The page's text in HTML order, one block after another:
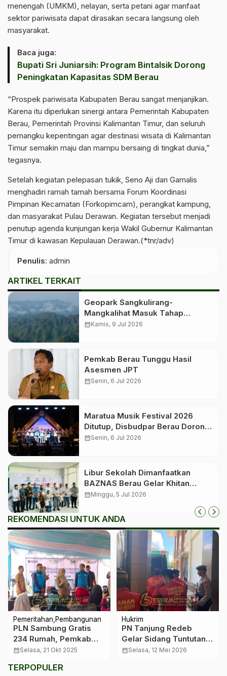
menengah (UMKM), nelayan, serta petani agar manfaat
sektor pariwisata dapat dirasakan secara langsung oleh
masyarakat.
Baca juga:
Bupati Sri Juniarsih: Program Bintalsik Dorong
Peningkatan Kapasitas SDM Berau
“Prospek pariwisata Kabupaten Berau sangat menjanjikan.
Karena itu diperlukan sinergi antara Pemerintah Kabupaten
Berau, Pemerintah Provinsi Kalimantan Timur, dan seluruh
pemangku kepentingan agar destinasi wisata di Kalimantan
Timur semakin maju dan mampu bersaing di tingkat dunia,”
tegasnya.
Setelah kegiatan pelepasan tukik, Seno Aji dan Gamalis
menghadiri ramah tamah bersama Forum Koordinasi
Pimpinan Kecamatan (Forkopimcam), perangkat kampung,
dan masyarakat Pulau Derawan. Kegiatan tersebut menjadi
penutup agenda kunjungan kerja Wakil Gubernur Kalimantan
Timur di kawasan Kepulauan Derawan.(*tnr/adv)
Penulis: admin
ARTIKEL TERKAIT
Geopark Sangkulirang-
Mangkalihat Masuk Tahap
Verifikasi Lapangan untuk
calendar_monthKamis, 9 Jul 2026
Pemkab Berau Tunggu Hasil
Asesmen JPT
calendar_monthSenin, 6 Jul 2026
Maratua Musik Festival 2026
Ditutup, Disbudpar Berau Dorong
Event Jadi Pengungkit Pariwisata
calendar_monthSenin, 6 Jul 2026
Libur Sekolah Dimanfaatkan
BAZNAS Berau Gelar Khitan
Massal bagi 350 Anak
calendar_monthMinggu, 5 Jul 2026
REKOMENDASI UNTUK ANDA
Pemeritahan Pembangunan
PLN Sambung Gratis
234 Rumah, Pemkab
Berau Apresiasi
Energi
calendar_monthSelasa, 21 Okt 2025
Hukrim
PN Tanjung Redeb
Gelar Sidang Tuntutan
Paman Bejat, Korban
calendar_monthSelasa, 12 Mei 2026
TERPOPULER